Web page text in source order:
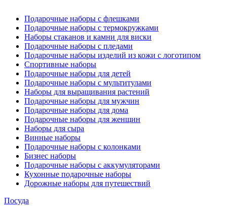
Подарочные наборы с флешками
Подарочные наборы с термокружками
Наборы стаканов и камни для виски
Подарочные наборы с пледами
Подарочные наборы изделий из кожи с логотипом
Спортивные наборы
Подарочные наборы для детей
Подарочные наборы с мультитулами
Наборы для выращивания растений
Подарочные наборы для мужчин
Подарочные наборы для дома
Подарочные наборы для женщин
Наборы для сыра
Винные наборы
Подарочные наборы с колонками
Бизнес наборы
Подарочные наборы с аккумуляторами
Кухонные подарочные наборы
Дорожные наборы для путешествий
Посуда